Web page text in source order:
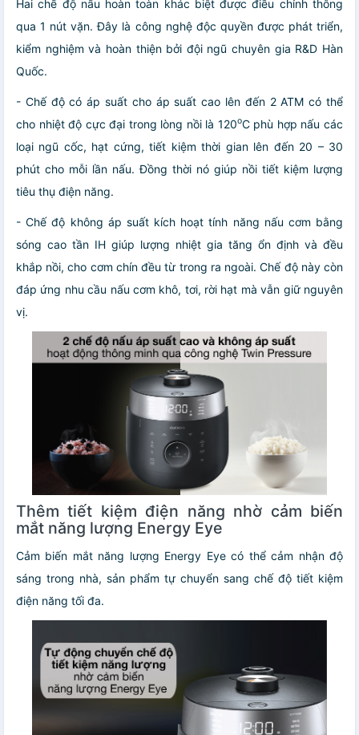
Hai chế độ nấu hoàn toàn khác biệt được điều chỉnh thông
qua 1 nút vặn. Đây là công nghệ độc quyền được phát triển,
kiểm nghiệm và hoàn thiện bởi đội ngũ chuyên gia R&D Hàn
Quốc.
- Chế độ có áp suất cho áp suất cao lên đến 2 ATM có thể
cho nhiệt độ cực đại trong lòng nồi là 120oC phù hợp nấu các
loại ngũ cốc, hạt cứng, tiết kiệm thời gian lên đến 20 – 30
phút cho mỗi lần nấu. Đồng thời nó giúp nồi tiết kiệm lượng
tiêu thụ điện năng.
- Chế độ không áp suất kích hoạt tính năng nấu cơm bằng
sóng cao tần IH giúp lượng nhiệt gia tăng ổn định và đều
khắp nồi, cho cơm chín đều từ trong ra ngoài. Chế độ này còn
đáp ứng nhu cầu nấu cơm khô, tơi, rời hạt mà vẫn giữ nguyên
vị.
Thêm tiết kiệm điện năng nhờ cảm biến
mắt năng lượng Energy Eye
Cảm biến mắt năng lượng Energy Eye có thể cảm nhận độ
sáng trong nhà, sản phẩm tự chuyển sang chế độ tiết kiệm
điện năng tối đa.